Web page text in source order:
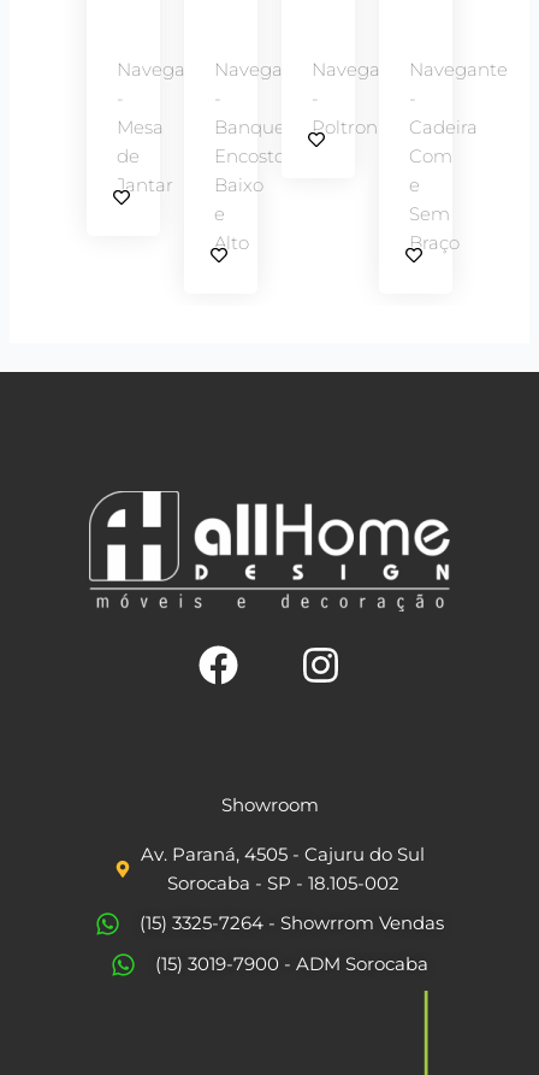
Navegante
-
Mesa
de
Jantar
Navegante
-
Banqueta
Encosto
Baixo
e
Alto
Navegante
-
Poltrona
Navegante
-
Cadeira
Com
e
Sem
Braço
c
e
b
o
o
t
a
g
r
Showroom
Av. Paraná, 4505 - Cajuru do Sul
Sorocaba - SP - 18.105-002
(15) 3325-7264 - Showrrom Vendas
(15) 3019-7900 - ADM Sorocaba